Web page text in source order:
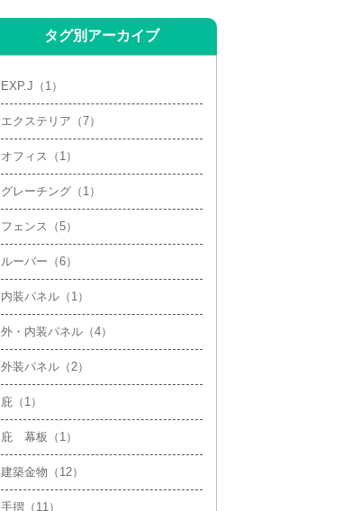
タグ別アーカイブ
EXP.J（1）
エクステリア（7）
オフィス（1）
グレーチング（1）
フェンス（5）
ルーバー（6）
内装パネル（1）
外・内装パネル（4）
外装パネル（2）
庇（1）
庇 幕板（1）
建築金物（12）
手摺（11）